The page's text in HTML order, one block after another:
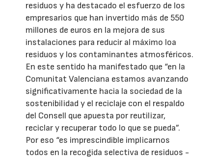
residuos y ha destacado el esfuerzo de los
empresarios que han invertido más de 550
millones de euros en la mejora de sus
instalaciones para reducir al máximo loa
residuos y los contaminantes atmosféricos.
En este sentido ha manifestado que “en la
Comunitat Valenciana estamos avanzando
significativamente hacia la sociedad de la
sostenibilidad y el reciclaje con el respaldo
del Consell que apuesta por reutilizar,
reciclar y recuperar todo lo que se pueda”.
Por eso “es imprescindible implicarnos
todos en la recogida selectiva de residuos -